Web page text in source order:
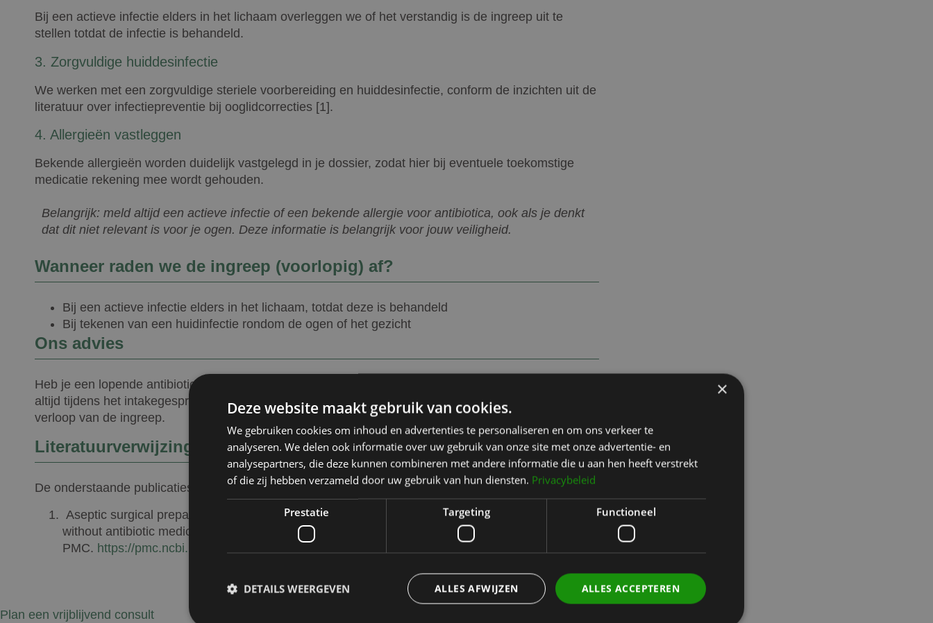
Bij een actieve infectie elders in het lichaam overleggen we of het verstandig is de ingreep uit te
stellen totdat de infectie is behandeld.
3. Zorgvuldige huiddesinfectie
We werken met een zorgvuldige steriele voorbereiding en huiddesinfectie, conform de inzichten uit de
literatuur over infectiepreventie bij ooglidcorrecties [1].
4. Allergieën vastleggen
Bekende allergieën worden duidelijk vastgelegd in je dossier, zodat hier bij eventuele toekomstige
medicatie rekening mee wordt gehouden.
Belangrijk: meld altijd een actieve infectie of een bekende allergie voor antibiotica, ook als je denkt
dat dit niet relevant is voor je ogen. Deze informatie is belangrijk voor jouw veiligheid.
Wanneer raden we de ingreep (voorlopig) af?
Bij een actieve infectie elders in het lichaam, totdat deze is behandeld
Bij tekenen van een huidinfectie rondom de ogen of het gezicht
Ons advies
Heb je een lopende antibioticakuur, een infectie, of een bekende allergie voor antibiotica? Meld dit
altijd tijdens het intakegesprek bij Kliniek het Bolwerk, dit is belangrijke informatie voor een veilig
verloop van de ingreep.
Literatuurverwijzingen
De onderstaande publicaties vormen de medisch-wetenschappelijke onderbouwing van dit artikel:
Aseptic surgical preparation for upper eyelid blepharoplasty via full-face octenidine antiseptic
without antibiotic medication shows effective prophylaxis against post-surgical wound infection.
PMC. https://pmc.ncbi.nlm.nih.gov/articles/PMC7949559/
Plan een vrijblijvend consult
×
Deze website maakt gebruik van cookies.
We gebruiken cookies om inhoud en advertenties te personaliseren en om ons verkeer te
analyseren. We delen ook informatie over uw gebruik van onze site met onze advertentie- en
analysepartners, die deze kunnen combineren met andere informatie die u aan hen heeft verstrekt
of die zij hebben verzameld door uw gebruik van hun diensten. Privacybeleid
Prestatie Targeting Functioneel
ALLES ACCEPTEREN
ALLES AFWIJZEN
DETAILS WEERGEVEN